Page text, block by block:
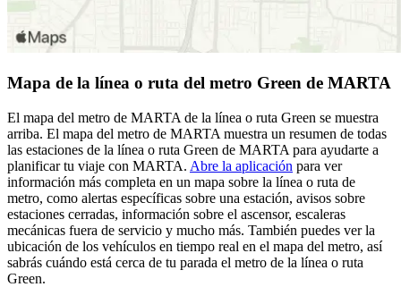
Mapa de la línea o ruta del metro Green de MARTA
El mapa del metro de MARTA de la línea o ruta Green se muestra
arriba. El mapa del metro de MARTA muestra un resumen de todas
las estaciones de la línea o ruta Green de MARTA para ayudarte a
planificar tu viaje con MARTA. Abre la aplicación para ver
información más completa en un mapa sobre la línea o ruta de
metro, como alertas específicas sobre una estación, avisos sobre
estaciones cerradas, información sobre el ascensor, escaleras
mecánicas fuera de servicio y mucho más. También puedes ver la
ubicación de los vehículos en tiempo real en el mapa del metro, así
sabrás cuándo está cerca de tu parada el metro de la línea o ruta
Green.